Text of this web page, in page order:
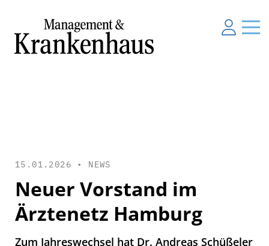
15.01.2026 • NEWS
Neuer Vorstand im
Ärztenetz Hamburg
Zum Jahreswechsel hat Dr. Andreas Schüßeler